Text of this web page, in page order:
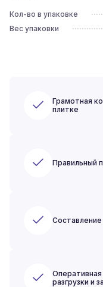
Кол-во в упаковке
Вес упаковки
Грамотная
плитке
Правильный
Оперативная
разгрузки и